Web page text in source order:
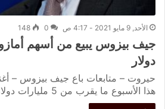
الأحد, 9 مايو 2021 - 4:17 ص 0
148
دولار
حيروت – متابعات باع جيف بيزوس –
هذا الأسبوع ما يقرب من 5 مليارات دولار…